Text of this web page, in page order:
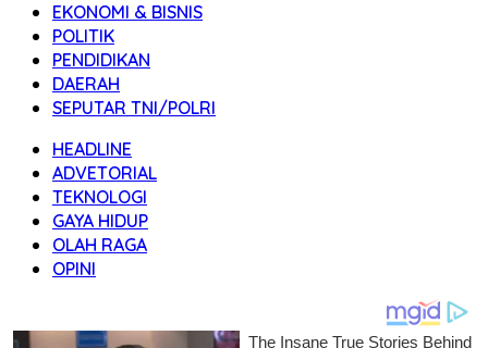
EKONOMI & BISNIS
POLITIK
PENDIDIKAN
DAERAH
SEPUTAR TNI/POLRI
HEADLINE
ADVETORIAL
TEKNOLOGI
GAYA HIDUP
OLAH RAGA
OPINI